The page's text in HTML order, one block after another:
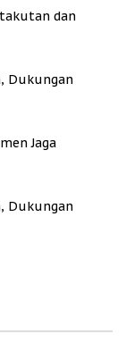
dan
Dukungan
Jaga
Dukungan